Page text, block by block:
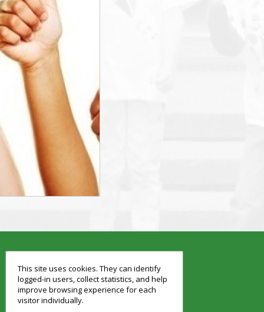
foreash
This site uses cookies. They can identify
logged-in users, collect statistics, and help
improve browsing experience for each
visitor individually.